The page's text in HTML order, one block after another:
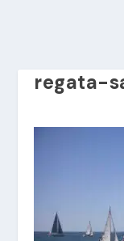
regata-